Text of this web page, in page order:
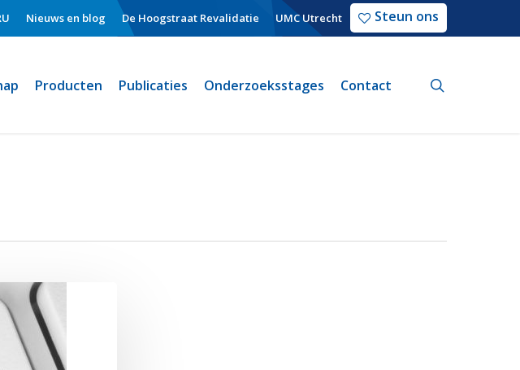
Nieuws en blog De Hoogstraat Revalidatie UMC Utrecht Steun ons
Producten Publicaties Onderzoeksstages Contact